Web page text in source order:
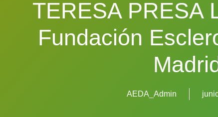
TERESA PRESA
Fundación
AEDA_Admin